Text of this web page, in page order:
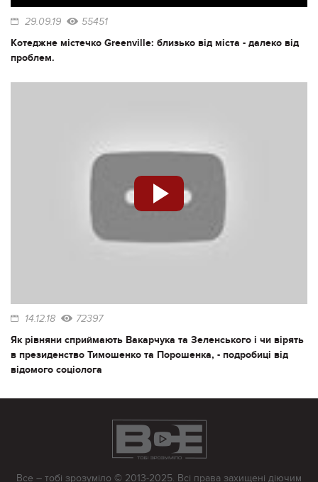
29.09.19 55451
Котеджне містечко Greenville: близько від міста - далеко від
проблем.
14.12.18 72397
Як рівняни сприймають Вакарчука та Зеленського і чи вірять
в президенство Тимошенко та Порошенка, - подробиці від
відомого соціолога
Все – тобі зрозуміло © 2013-2025. Всі права захищені діючим